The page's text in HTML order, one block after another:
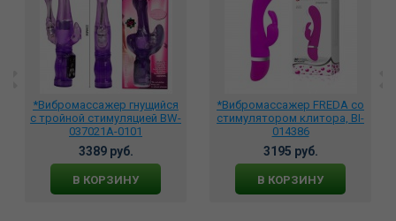
*Вибромассажер гнущийся
с тройной стимуляцией BW-
037021A-0101
3389 руб.
В КОРЗИНУ
*Вибромассажер FREDA со
стимулятором клитора, BI-
014386
3195 руб.
В КОРЗИНУ